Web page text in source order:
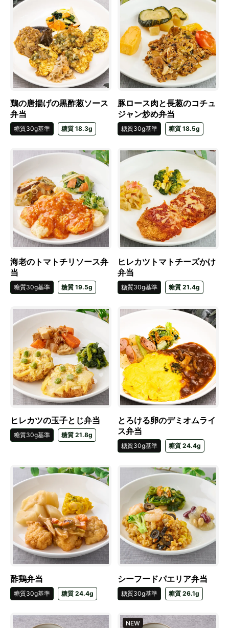
鶏の唐揚げの黒酢葱ソース
弁当
糖質30g基準 糖質 18.3g
豚ロース肉と長葱のコチュ
ジャン炒め弁当
糖質30g基準 糖質 18.5g
海老のトマトチリソース弁
当
糖質30g基準 糖質 19.5g
ヒレカツトマトチーズかけ
弁当
糖質30g基準 糖質 21.4g
ヒレカツの玉子とじ弁当
糖質30g基準 糖質 21.8g
とろける卵のデミオムライ
ス弁当
糖質30g基準 糖質 24.4g
酢鶏弁当
糖質30g基準 糖質 24.4g
シーフードパエリア弁当
糖質30g基準 糖質 26.1g
NEW